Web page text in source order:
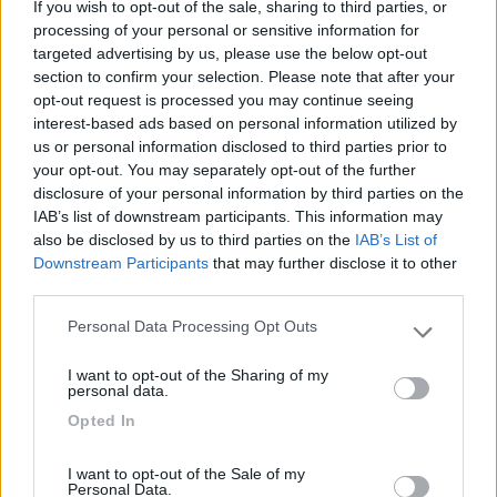
If you wish to opt-out of the sale, sharing to third parties, or
processing of your personal or sensitive information for
targeted advertising by us, please use the below opt-out
section to confirm your selection. Please note that after your
opt-out request is processed you may continue seeing
interest-based ads based on personal information utilized by
us or personal information disclosed to third parties prior to
your opt-out. You may separately opt-out of the further
disclosure of your personal information by third parties on the
IAB’s list of downstream participants. This information may
also be disclosed by us to third parties on the IAB’s List of
Downstream Participants that may further disclose it to other
Please note that this website/app uses one or more Google
not limited to your visit or usage behaviour. You may click to
use your data for below specified purposes in below Google
Personal Data Processing Opt Outs
I want to opt-out of the Sharing of my
personal data.
Opted In
I want to opt-out of the Sale of my
Personal Data.
è stato un vero lavoraccio ma sono comunque soddisfatto
In realtà dovrei ancora smontare gli sportelli per applicare il
materiale isolante anche là ma chissà se e quando lo farò.
Per lo smontaggio del cruscotto... mi sono arreso
Dingo e zola